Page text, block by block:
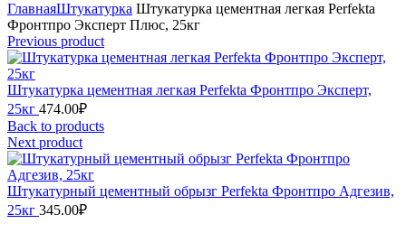
ГлавнаяШтукатурка Штукатурка цементная легкая Perfekta
Фронтпро Эксперт Плюс, 25кг
Previous product
Штукатурка цементная легкая Perfekta Фронтпро Эксперт,
25кг 474.00₽
Back to products
Next product
Штукатурный цементный обрызг Perfekta Фронтпро Адгезив,
25кг 345.00₽